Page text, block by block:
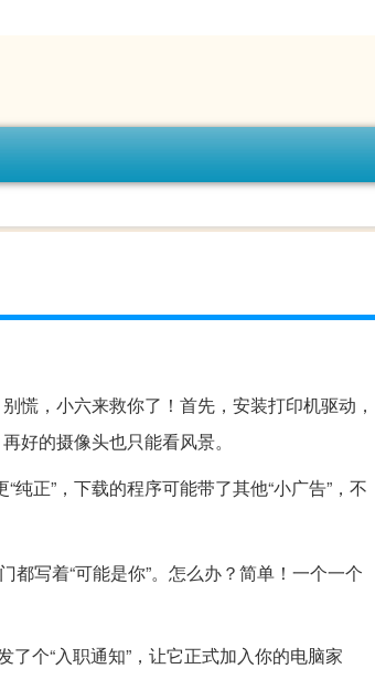
慌，小六来救你了！首先，安装打印机驱动，
好的摄像头也只能看风景。
正”，下载的程序可能带了其他“小广告”，不
写着“可能是你”。怎么办？简单！一个一个
了个“入职通知”，让它正式加入你的电脑家